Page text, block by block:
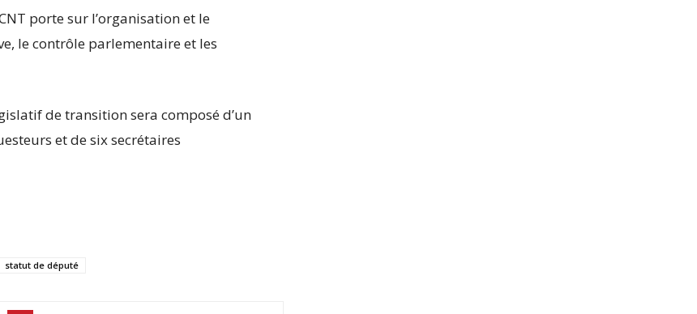
porte sur l’organisation et le
le contrôle parlementaire et les
de transition sera composé d’un
et de six secrétaires
statut de député